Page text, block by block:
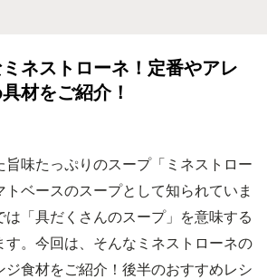
ネストローネ！定番やアレ
材をご紹介！
旨味たっぷりのスープ「ミネストロー
ベースのスープとして知られていま
「具だくさんのスープ」を意味する
す。今回は、そんなミネストローネの
ジ食材をご紹介！後半のおすすめレシ